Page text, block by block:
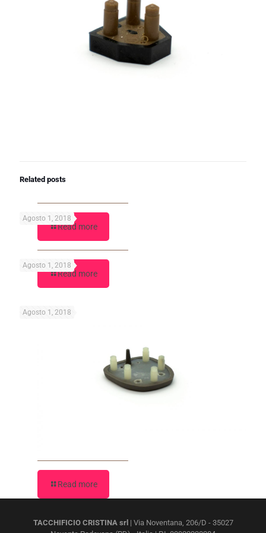
Related posts
Agosto 1, 2018
Read more
Agosto 1, 2018
Read more
Agosto 1, 2018
Read more
TACCHIFICIO CRISTINA srl | Via Noventana, 206/D - 35027